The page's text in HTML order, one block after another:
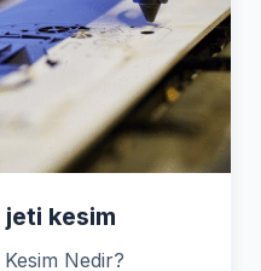
jeti kesim
Nedir?